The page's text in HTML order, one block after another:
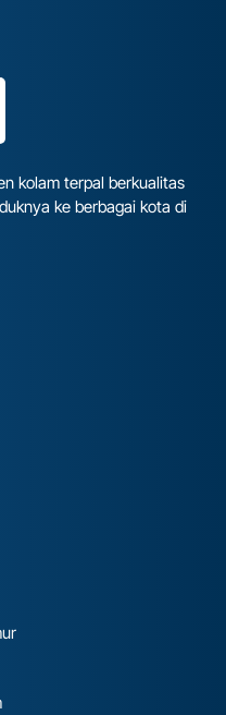
kolam terpal berkualitas
ke berbagai kota di